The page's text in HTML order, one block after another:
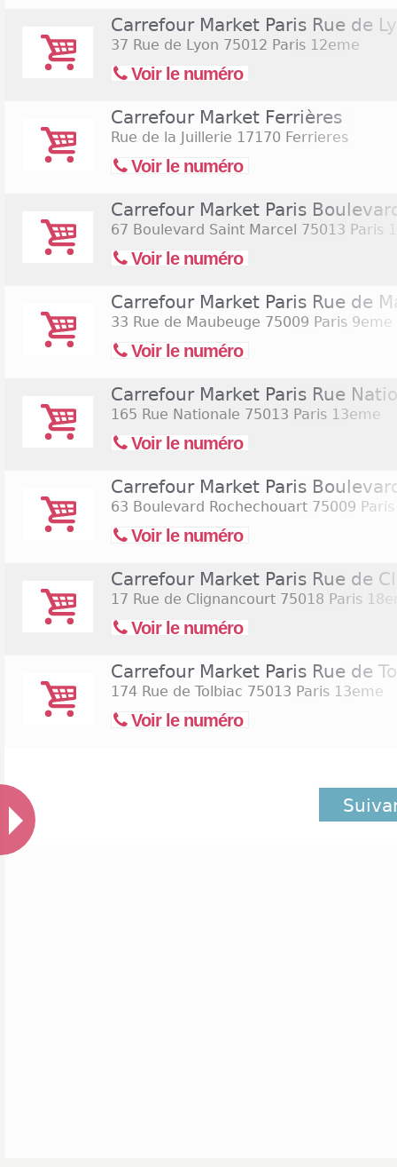
Carrefour Market Paris Rue de
37 Rue de Lyon 75012 Paris 12eme
Voir le numéro
Carrefour Market Ferrières
Rue de la Juillerie 17170 Ferrieres
Voir le numéro
Carrefour Market Paris
67 Boulevard Saint Marcel 75013 Paris
Voir le numéro
Carrefour Market Paris Rue de
33 Rue de Maubeuge 75009 Paris 9eme
Voir le numéro
Carrefour Market Paris Rue
165 Rue Nationale 75013 Paris 13eme
Voir le numéro
Carrefour Market Paris
63 Boulevard Rochechouart 75009
Voir le numéro
Carrefour Market Paris Rue de
17 Rue de Clignancourt 75018 Paris
Voir le numéro
Carrefour Market Paris Rue de
174 Rue de Tolbiac 75013 Paris 13eme
Voir le numéro